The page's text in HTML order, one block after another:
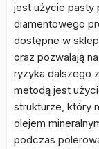
jest użycie pasty
diamentowego
dostępne w
oraz pozwalają
ryzyka dalszego
metodą jest
strukturze, który
olejem
podczas